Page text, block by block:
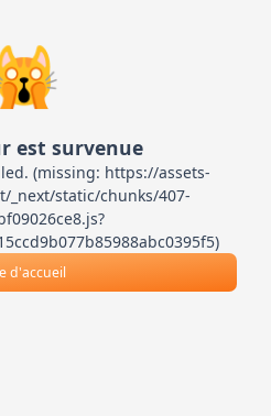
est survenue
(missing: https://assets-
_next/static/chunks/407-
d'accueil